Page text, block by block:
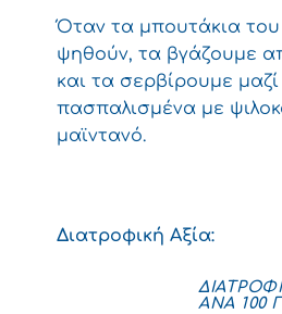
Όταν τα μπουτάκια
ψηθούν, τα βγάζουμε
και τα σερβίρουμε μαζί
πασπαλισμένα με
μαϊντανό.
Διατροφική Αξία:
ΑΝΆ 100